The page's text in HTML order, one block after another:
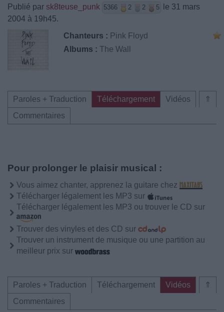
Publié par sk8teuse_punk 5366 2 2 5
le 31 mars
2004 à 19h45.
Chanteurs : Pink Floyd
Albums : The Wall
⇑
Paroles + Traduction Téléchargement
Vidéos
Commentaires
Pour prolonger le plaisir musical :
Vous aimez chanter, apprenez la guitare chez
Télécharger légalement les MP3 sur
Télécharger légalement les MP3 ou trouver le CD sur
Trouver des vinyles et des CD sur
Trouver un instrument de musique ou une partition au
meilleur prix sur
⇑
Paroles + Traduction Téléchargement
Vidéos
Commentaires